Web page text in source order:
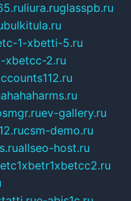
liura.ruglasspb.ru
bulkitula.ru
1-xbetti-5.ru
xbetcc-2.ru
ev-gallery.ru
csm-demo.ru
allseo-host.ru